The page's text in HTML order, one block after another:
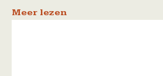
Meer lezen